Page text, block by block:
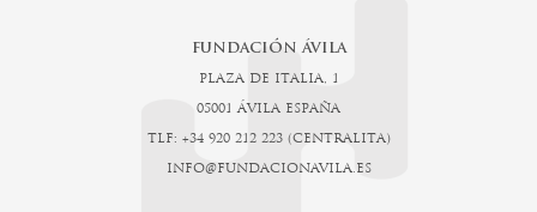
FUNDACIÓN ÁVILA
PLAZA DE ITALIA, 1
05001 ÁVILA ESPAÑA
TLF: +34 920 212 223 (CENTRALITA)
INFO@FUNDACIONAVILA.ES